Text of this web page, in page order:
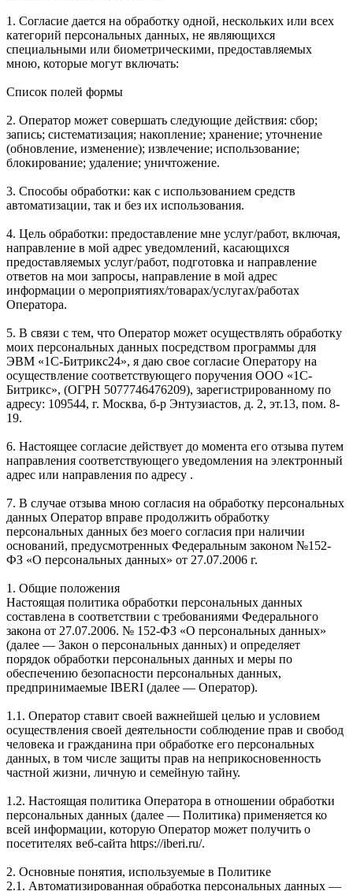
1. Согласие дается на обработку одной, нескольких или всех
категорий персональных данных, не являющихся
специальными или биометрическими, предоставляемых
мною, которые могут включать:
Список полей формы
2. Оператор может совершать следующие действия: сбор;
запись; систематизация; накопление; хранение; уточнение
(обновление, изменение); извлечение; использование;
блокирование; удаление; уничтожение.
3. Способы обработки: как с использованием средств
автоматизации, так и без их использования.
4. Цель обработки: предоставление мне услуг/работ, включая,
направление в мой адрес уведомлений, касающихся
предоставляемых услуг/работ, подготовка и направление
ответов на мои запросы, направление в мой адрес
информации о мероприятиях/товарах/услугах/работах
Оператора.
5. В связи с тем, что Оператор может осуществлять обработку
моих персональных данных посредством программы для
ЭВМ «1С-Битрикс24», я даю свое согласие Оператору на
осуществление соответствующего поручения ООО «1С-
Битрикс», (ОГРН 5077746476209), зарегистрированному по
адресу: 109544, г. Москва, б-р Энтузиастов, д. 2, эт.13, пом. 8-
19.
6. Настоящее согласие действует до момента его отзыва путем
направления соответствующего уведомления на электронный
адрес или направления по адресу .
7. В случае отзыва мною согласия на обработку персональных
данных Оператор вправе продолжить обработку
персональных данных без моего согласия при наличии
оснований, предусмотренных Федеральным законом №152-
ФЗ «О персональных данных» от 27.07.2006 г.
1. Общие положения
Настоящая политика обработки персональных данных
составлена в соответствии с требованиями Федерального
закона от 27.07.2006. № 152-ФЗ «О персональных данных»
(далее — Закон о персональных данных) и определяет
порядок обработки персональных данных и меры по
обеспечению безопасности персональных данных,
предпринимаемые IBERI (далее — Оператор).
1.1. Оператор ставит своей важнейшей целью и условием
осуществления своей деятельности соблюдение прав и свобод
человека и гражданина при обработке его персональных
данных, в том числе защиты прав на неприкосновенность
частной жизни, личную и семейную тайну.
1.2. Настоящая политика Оператора в отношении обработки
персональных данных (далее — Политика) применяется ко
всей информации, которую Оператор может получить о
посетителях веб-сайта https://iberi.ru/.
2. Основные понятия, используемые в Политике
2.1. Автоматизированная обработка персональных данных —